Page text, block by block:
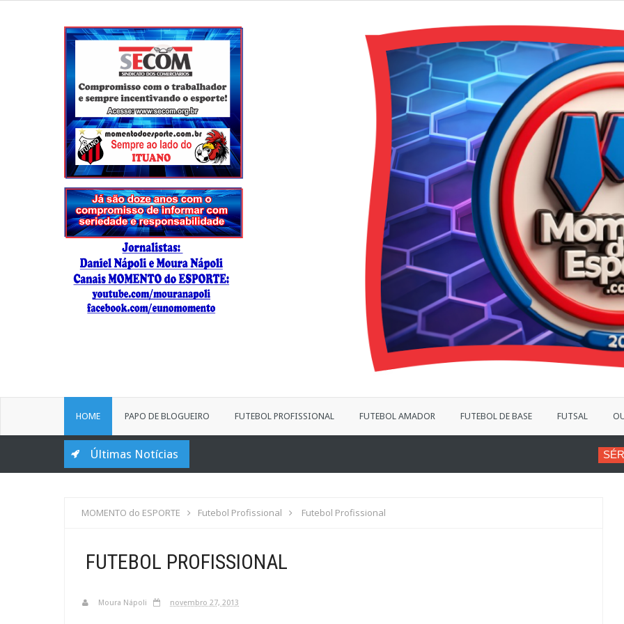
HOME PAPO DE BLOGUEIRO FUTEBOL PROFISSIONAL FUTEBOL AMADOR FUTEBOL DE BASE FUTSAL
Últimas Notícias VINÍCIUS
MOMENTO do ESPORTE Futebol Profissional Futebol Profissional
FUTEBOL PROFISSIONAL
Moura Nápoli novembro 27, 2013